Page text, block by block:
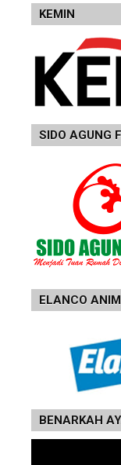
KEMIN
SIDO AGUNG
ELANCO
BENARKAH